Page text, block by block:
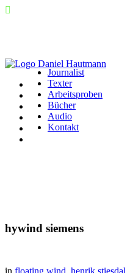
Journalist
Texter
Arbeitsproben
Bücher
Audio
Kontakt
hywind siemens
in floating wind, henrik stiesdal,